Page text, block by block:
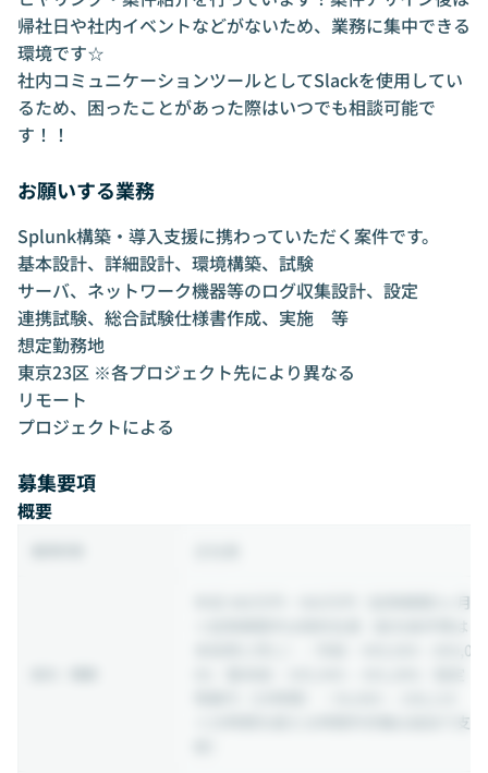
帰社日や社内イベントなどがないため、業務に集中できる
環境です☆
社内コミュニケーションツールとしてSlackを使用してい
るため、困ったことがあった際はいつでも相談可能で
す！！
お願いする業務
Splunk構築・導入支援に携わっていただく案件です。
基本設計、詳細設計、環境構築、試験
サーバ、ネットワーク機器等のログ収集設計、設定
連携試験、総合試験仕様書作成、実施 等
想定勤務地
東京23区 ※各プロジェクト先により異なる
リモート
プロジェクトによる
募集要項
概要
（試用期間3ヶ月
※試用期間中は契約社員（給与条件等は
本採用と同じ）／月給：400,000～800,0
※20時間を超える時間外労働は追加で支